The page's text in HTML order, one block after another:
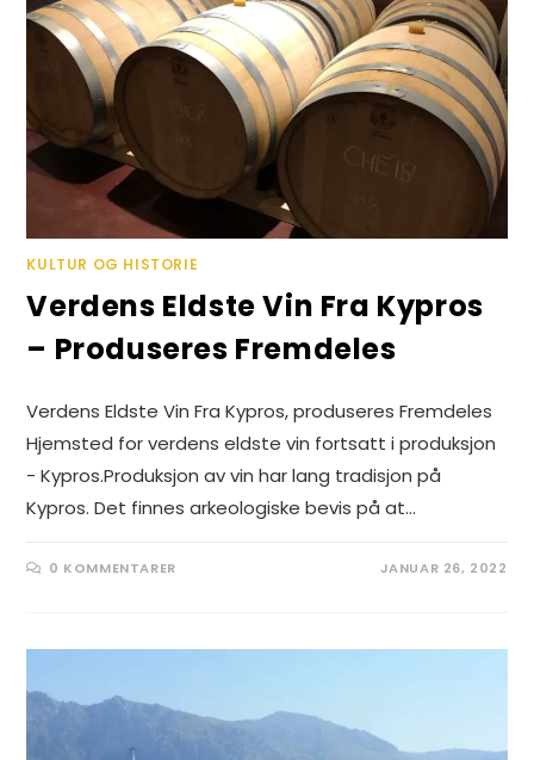
BELIGGENHET
KULTUR OG HISTORIE
Verdens Eldste Vin Fra Kypros
– Produseres Fremdeles
Verdens Eldste Vin Fra Kypros, produseres Fremdeles
Hjemsted for verdens eldste vin fortsatt i produksjon
- Kypros.Produksjon av vin har lang tradisjon på
Kypros. Det finnes arkeologiske bevis på at…
0 KOMMENTARER JANUAR 26, 2022